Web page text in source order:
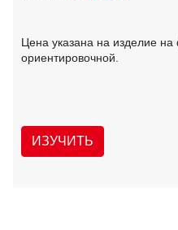
Цена указана на изделие на
ориентировочной.
ИЗУЧИТЬ